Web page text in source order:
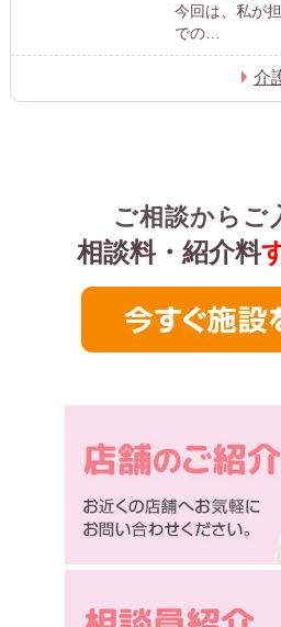
今回は、私が
での…
介
ご相談からご
相談料・紹介料